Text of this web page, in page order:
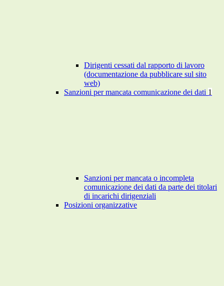
Dirigenti cessati dal rapporto di lavoro
(documentazione da pubblicare sul sito
web)
Sanzioni per mancata comunicazione dei dati 1
Sanzioni per mancata o incompleta
comunicazione dei dati da parte dei titolari
di incarichi dirigenziali
Posizioni organizzative